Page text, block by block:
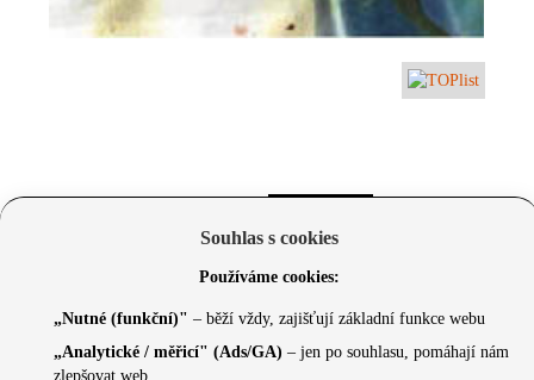
Souhlas s cookies
Používáme cookies:
„Nutné (funkční)" – běží vždy, zajišťují základní funkce webu
„Analytické / měřicí" (Ads/GA) – jen po souhlasu, pomáhají nám
zlepšovat web